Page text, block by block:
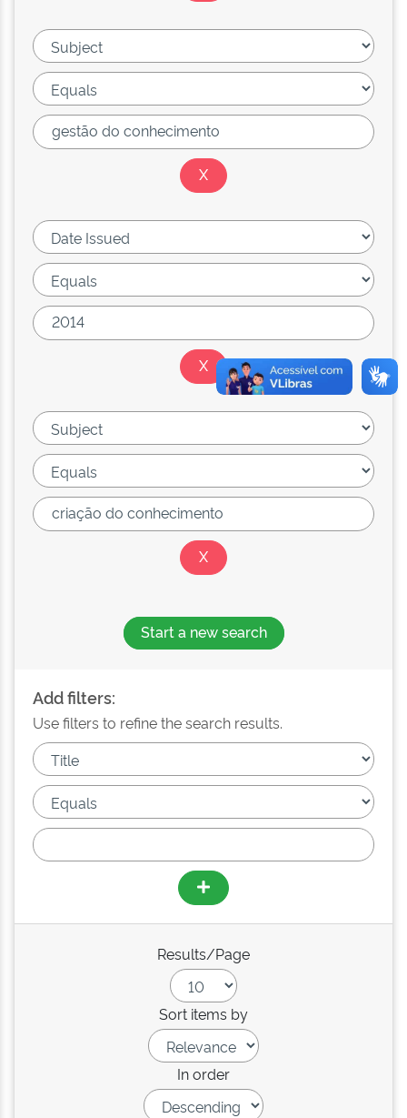
Start a new search
Add filters:
Use filters to refine the search results.
Results/Page
Sort items by
In order